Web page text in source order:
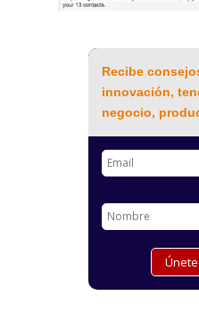
Recibe
innovación,
negocio,